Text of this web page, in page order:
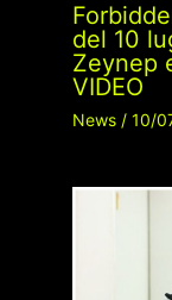
del 10
Zeynep
VIDEO
News/ 10/